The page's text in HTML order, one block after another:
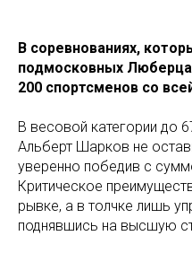
В соревнованиях,
подмосковных
200 спортсменов со
В весовой категории до
Альберт Шарков не
уверенно победив с
Критическое
рывке, а в толчке лишь
поднявшись на высшую